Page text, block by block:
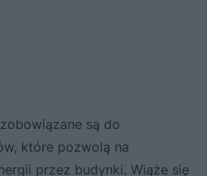
są do
które pozwolą na
przez budynki. Wiąże się